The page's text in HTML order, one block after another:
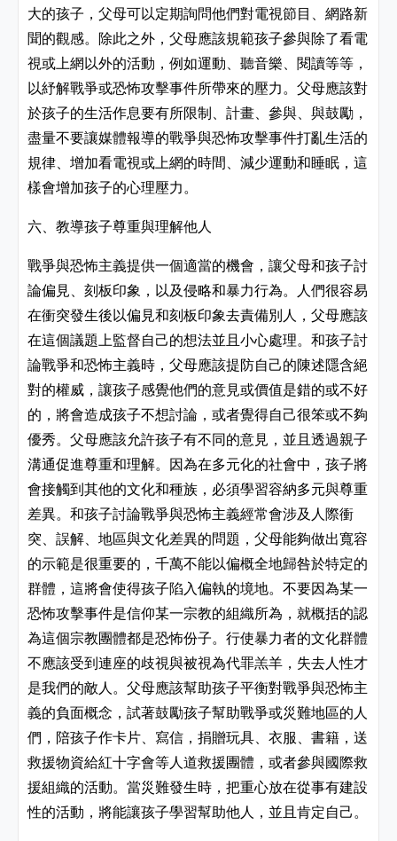
大的孩子，父母可以定期詢問他們對電視節目、網路新
聞的觀感。除此之外，父母應該規範孩子參與除了看電
視或上網以外的活動，例如運動、聽音樂、閱讀等等，
以紓解戰爭或恐怖攻擊事件所帶來的壓力。父母應該對
於孩子的生活作息要有所限制、計畫、參與、與鼓勵，
盡量不要讓媒體報導的戰爭與恐怖攻擊事件打亂生活的
規律、增加看電視或上網的時間、減少運動和睡眠，這
樣會增加孩子的心理壓力。
六、教導孩子尊重與理解他人
戰爭與恐怖主義提供一個適當的機會，讓父母和孩子討
論偏見、刻板印象，以及侵略和暴力行為。人們很容易
在衝突發生後以偏見和刻板印象去責備別人，父母應該
在這個議題上監督自己的想法並且小心處理。和孩子討
論戰爭和恐怖主義時，父母應該提防自己的陳述隱含絕
對的權威，讓孩子感覺他們的意見或價值是錯的或不好
的，將會造成孩子不想討論，或者覺得自己很笨或不夠
優秀。父母應該允許孩子有不同的意見，並且透過親子
溝通促進尊重和理解。因為在多元化的社會中，孩子將
會接觸到其他的文化和種族，必須學習容納多元與尊重
差異。和孩子討論戰爭與恐怖主義經常會涉及人際衝
突、誤解、地區與文化差異的問題，父母能夠做出寬容
的示範是很重要的，千萬不能以偏概全地歸咎於特定的
群體，這將會使得孩子陷入偏執的境地。不要因為某一
恐怖攻擊事件是信仰某一宗教的組織所為，就概括的認
為這個宗教團體都是恐怖份子。行使暴力者的文化群體
不應該受到連座的歧視與被視為代罪羔羊，失去人性才
是我們的敵人。父母應該幫助孩子平衡對戰爭與恐怖主
義的負面概念，試著鼓勵孩子幫助戰爭或災難地區的人
們，陪孩子作卡片、寫信，捐贈玩具、衣服、書籍，送
救援物資給紅十字會等人道救援團體，或者參與國際救
援組織的活動。當災難發生時，把重心放在從事有建設
性的活動，將能讓孩子學習幫助他人，並且肯定自己。